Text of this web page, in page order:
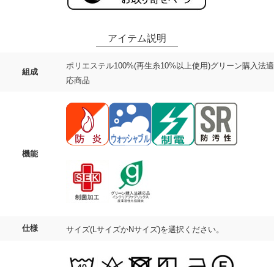
組成
ポリエステル100%(再生糸10%以上使用)グリーン購入法適
応商品
機能
仕様 サイズ(LサイズかNサイズ)を選択ください。